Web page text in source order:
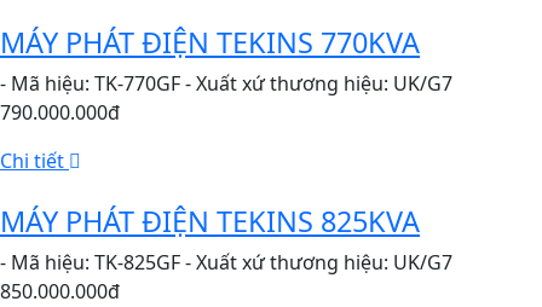
MÁY PHÁT ĐIỆN TEKINS 770KVA
- Mã hiệu: TK-770GF - Xuất xứ thương hiệu: UK/G7
790.000.000đ
Chi tiết
MÁY PHÁT ĐIỆN TEKINS 825KVA
- Mã hiệu: TK-825GF - Xuất xứ thương hiệu: UK/G7
850.000.000đ